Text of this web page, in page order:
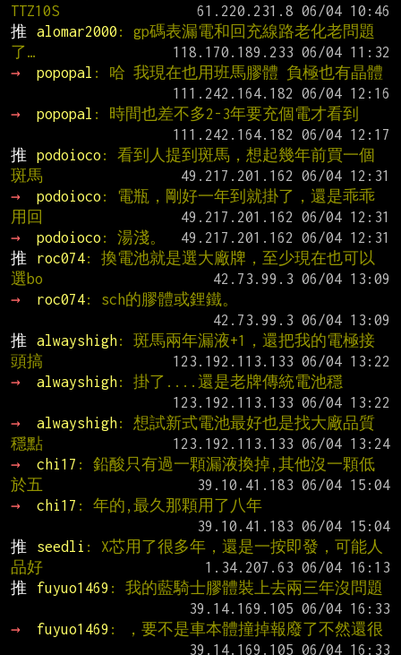
TTZ10S
推
alomar2000 : gp碼表漏電和回充線路老化老問題
了…
→
popopal : 哈 我現在也用班馬膠體 負極也有晶體
→
popopal : 時間也差不多2-3年要充個電才看到
推
podoioco : 看到人提到斑馬，想起幾年前買一個
斑馬
→
podoioco : 電瓶，剛好一年到就掛了，還是乖乖
用回
→
podoioco : 湯淺。
推
roc074: 換電池就是選大廠牌，至少現在也可以
選bo
→
roc074: sch的膠體或鋰鐵。
推
alwayshigh: 斑馬兩年漏液+1，還把我的電極接
頭搞
→
alwayshigh: 掛了....還是老牌傳統電池穩
→
alwayshigh: 想試新式電池最好也是找大廠品質
穩點
→
chi17 : 鉛酸只有過一顆漏液換掉,其他沒一顆低
於五
→
chi17 : 年的,最久那顆用了八年
推
seedli : X芯用了很多年，還是一按即發，可能人
品好
推
fuyuo1469 : 我的藍騎士膠體裝上去兩三年沒問題
→
fuyuo1469 : ，要不是車本體撞掉報廢了不然還很